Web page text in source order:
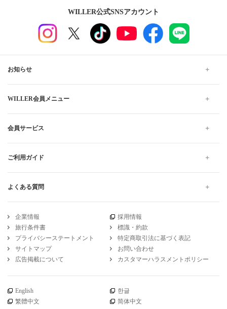
WILLER公式SNSアカウント
お知らせ
WILLER会員メニュー
会員サービス
ご利用ガイド
よくある質問
企業情報
採用情報
旅行条件書
標識・約款
プライバシーステートメント
特定商取引法に基づく表記
サイトマップ
お問い合わせ
広告掲載について
カスタマーハラスメントポリシー
English
한글
繁體中文
简体中文